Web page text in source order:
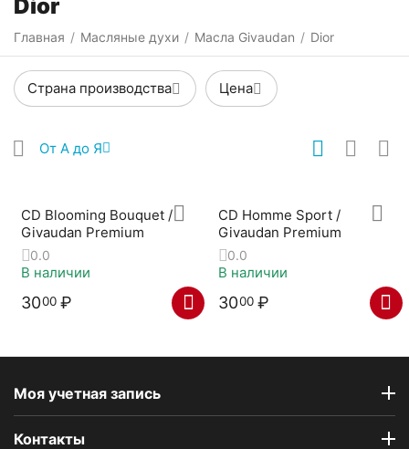
Dior
Главная / Масляные духи / Масла Givaudan / Dior
Страна производства Цена
От А до Я
CD Blooming Bouquet /
Givaudan Premium
0.0
В наличии
3000 ₽
CD Homme Sport /
Givaudan Premium
0.0
В наличии
3000 ₽
Моя учетная запись
Контакты